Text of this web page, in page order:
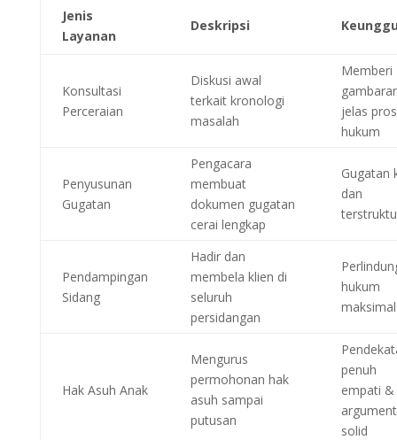
Jenis
Layanan
Deskripsi
Konsultasi
Perceraian
Diskusi awal
terkait kronologi
masalah
Memberi
jelas
hukum
Penyusunan
Gugatan
Pengacara
membuat
dokumen gugatan
cerai lengkap
Gugatan
dan
Pendampingan
Sidang
Hadir dan
membela klien di
seluruh
persidangan
hukum
maksimal
Hak Asuh Anak
Mengurus
permohonan hak
asuh sampai
putusan
penuh
empati &
solid